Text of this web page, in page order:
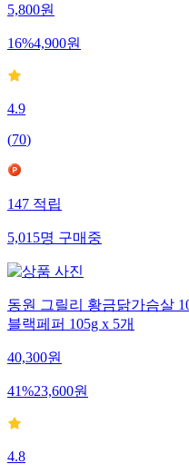
5,800원
16%4,900원
4.9
(70)
147적립
5,015명구매중
동원 그릴리 황금닭가슴살
블랙페퍼 105g x 5개
40,300원
41%23,600원
4.8